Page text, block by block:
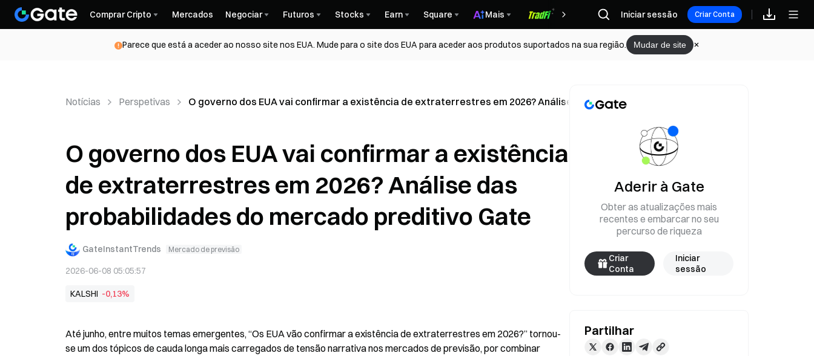
Comprar Cripto Mercados Negociar Futuros Stocks Earn Square Mais Recompensas
Iniciar sessão Criar Conta
Parece que está a aceder ao nosso site nos EUA. Mude para o site dos EUA para aceder aos produtos suportados na sua região. Mudar de site
Notícias Perspetivas O governo dos EUA vai confirmar a existência de extraterrestres em 2026? Análise das probabilidades do mercado preditivo Gate
O governo dos EUA vai confirmar a existência
de extraterrestres em 2026? Análise das
probabilidades do mercado preditivo Gate
GateInstantTrends Mercado de previsão
2026-06-08 05:05:57
KALSHI -0,13%
Até junho, entre muitos temas emergentes, “Os EUA vão confirmar a existência de extraterrestres em 2026?” tornou-
se um dos tópicos de cauda longa mais carregados de tensão narrativa nos mercados de previsão, por combinar
Aderir à Gate
Obter as atualizações mais
recentes e embarcar no seu
percurso de riqueza
Criar
Conta
Iniciar
sessão
Partilhar